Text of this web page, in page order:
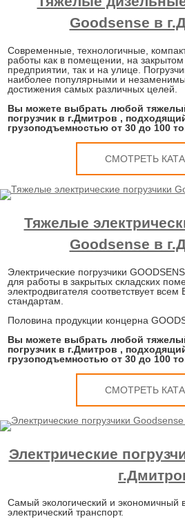
Goodsense в
Современные, технологичные,
работы как в помещении, на закрытом
предприятии, так и на улице.
наиболее популярными и
достижения самых различных целей.
Вы можете выбрать любой
погрузчик в г.Дмитров ,
грузоподъемностью от 30 до 100
СМОТРЕТЬ
Тяжелые
Goodsense в
Электрические погрузчики
для работы в закрытых складских
электродвигателя соответствует всем
стандартам.
Половина продукции концерна
Вы можете выбрать любой
погрузчик в г.Дмитров ,
грузоподъемностью от 30 до 100
СМОТРЕТЬ
Электрические
Самый экологический и экономичный
электрический транспорт.